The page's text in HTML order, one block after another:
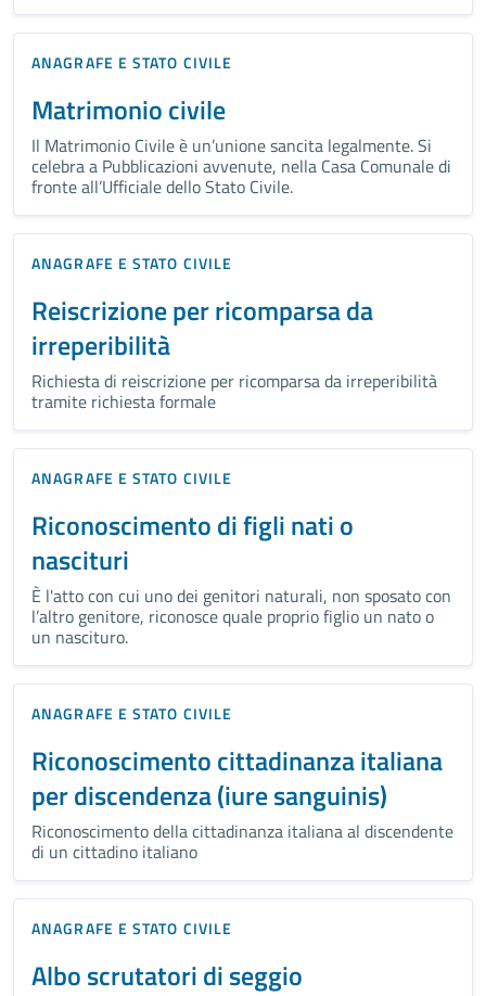
ANAGRAFE E STATO CIVILE
Matrimonio civile
Il Matrimonio Civile è un’unione sancita legalmente. Si
celebra a Pubblicazioni avvenute, nella Casa Comunale di
fronte all’Ufficiale dello Stato Civile.
ANAGRAFE E STATO CIVILE
Reiscrizione per ricomparsa da
irreperibilità
Richiesta di reiscrizione per ricomparsa da irreperibilità
tramite richiesta formale
ANAGRAFE E STATO CIVILE
Riconoscimento di figli nati o
nascituri
È l'atto con cui uno dei genitori naturali, non sposato con
l’altro genitore, riconosce quale proprio figlio un nato o
un nascituro.
ANAGRAFE E STATO CIVILE
Riconoscimento cittadinanza italiana
per discendenza (iure sanguinis)
Riconoscimento della cittadinanza italiana al discendente
di un cittadino italiano
ANAGRAFE E STATO CIVILE
Albo scrutatori di seggio